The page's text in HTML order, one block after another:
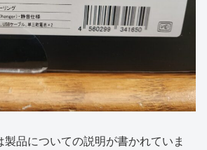
品についての説明が書かれていま